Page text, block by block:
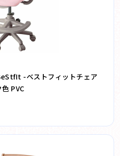
-ベストフィットチェア
PVC